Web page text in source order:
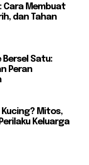
Cara Membuat
dan Tahan
Satu:
Peran
Kucing? Mitos,
Keluarga